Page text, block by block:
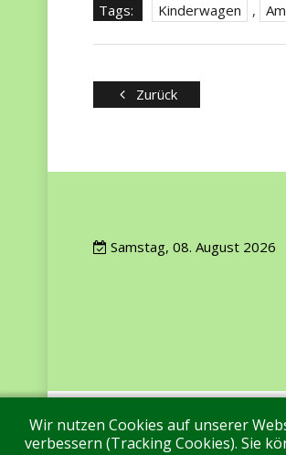
Tags: Kinderwagen ,
Zurück
Samstag, 08. August 2026
Impressum Datenschutz
Wir nutzen Cookies auf unserer
verbessern (Tracking Cookies). Sie